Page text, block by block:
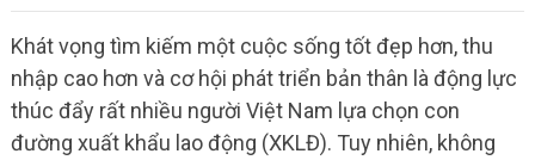
Khát vọng tìm kiếm một cuộc sống tốt đẹp hơn, thu
nhập cao hơn và cơ hội phát triển bản thân là động lực
thúc đẩy rất nhiều người Việt Nam lựa chọn con
đường xuất khẩu lao động (XKLĐ). Tuy nhiên, không